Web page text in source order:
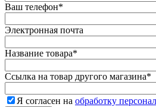
Ваш телефон*
Электронная почта
Название товара*
Ссылка на товар другого магазина*
Я согласен на обработку